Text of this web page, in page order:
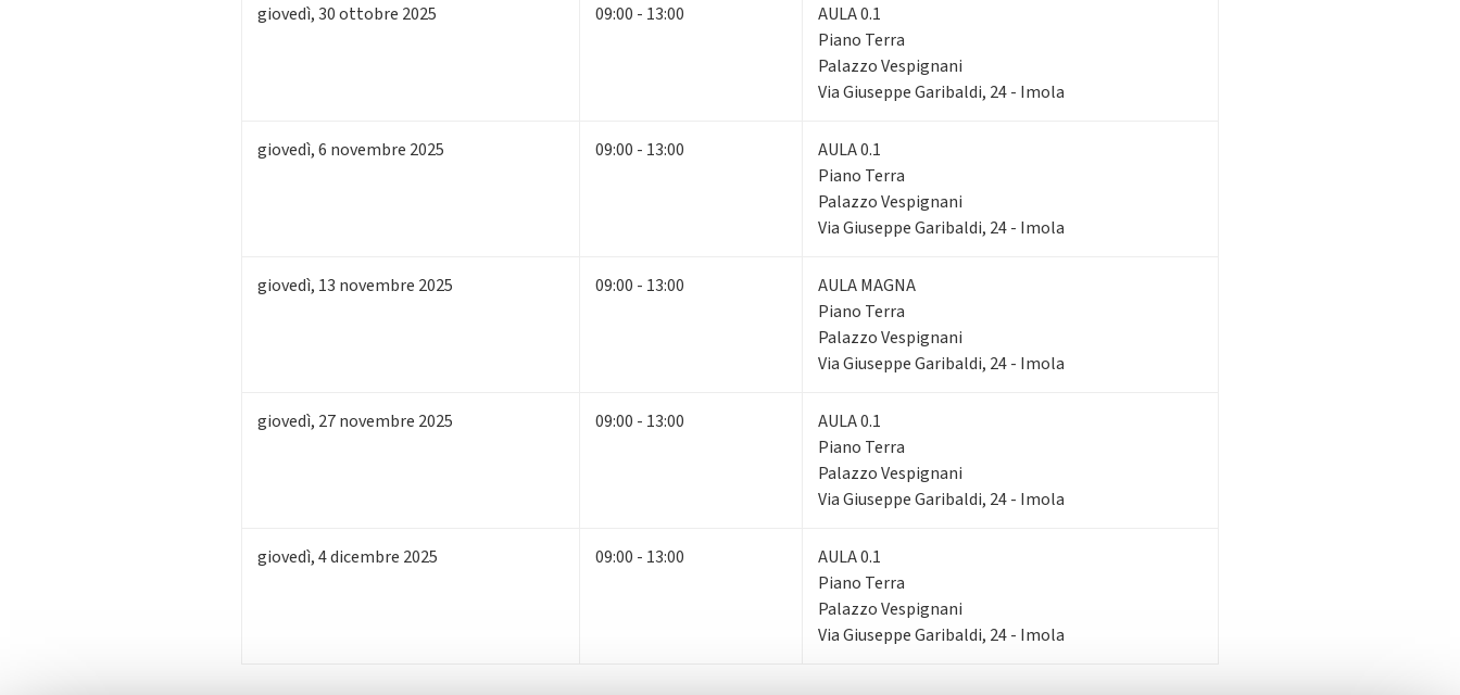
giovedì,30ottobre 2025 09:00 - 13:00
AULA 0.1
Piano Terra
Palazzo Vespignani
Via Giuseppe Garibaldi, 24 - Imola
giovedì,6 novembre 2025 09:00 - 13:00
AULA 0.1
Piano Terra
Palazzo Vespignani
Via Giuseppe Garibaldi, 24 - Imola
giovedì, 13 novembre 2025 09:00 - 13:00
AULA MAGNA
Piano Terra
Palazzo Vespignani
Via Giuseppe Garibaldi, 24 - Imola
giovedì, 27novembre 2025 09:00 - 13:00
AULA 0.1
Piano Terra
Palazzo Vespignani
Via Giuseppe Garibaldi, 24 - Imola
giovedì,4dicembre 2025 09:00 - 13:00
AULA 0.1
Piano Terra
Palazzo Vespignani
Via Giuseppe Garibaldi, 24 - Imola